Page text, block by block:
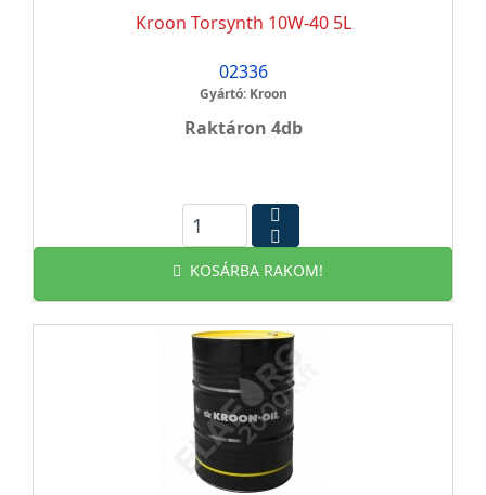
Kroon Torsynth 10W-40 5L
02336
Gyártó: Kroon
Raktáron 4db
KOSÁRBA RAKOM!